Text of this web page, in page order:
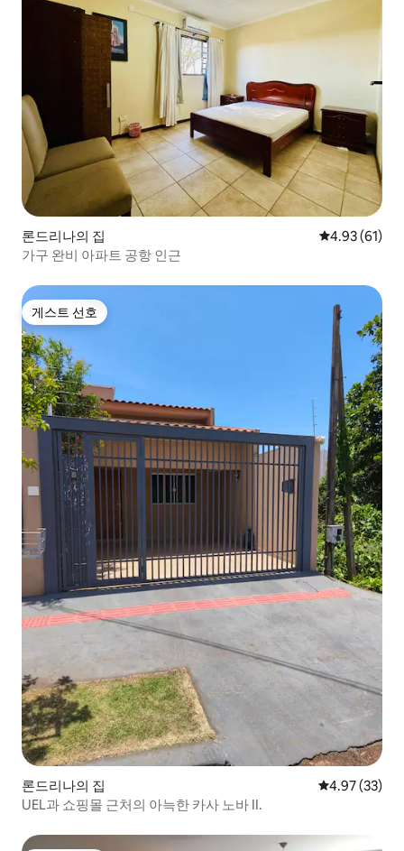
론드리나의 집 평점 4.93점
4.93 (61)
가구 완비 아파트 공항 인근
게스트 선호
게스트 선호
론드리나의 집 평점 4.97점(5
4.97 (33)
UEL과 쇼핑몰 근처의 아늑한 카사 노바 II.